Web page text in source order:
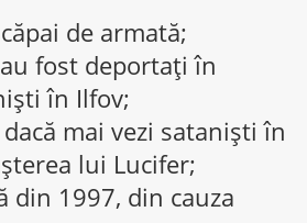
de armată;
fost deportați în
în Ilfov;
mai vezi sataniști în
lui Lucifer;
din 1997, din cauza